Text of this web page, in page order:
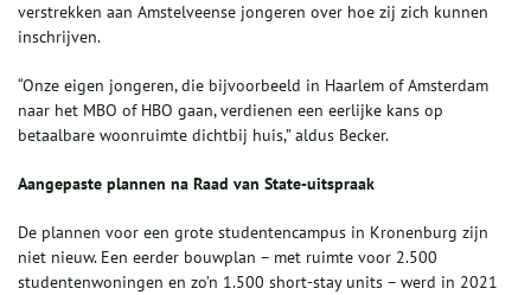
verstrekken aan Amstelveense jongeren over hoe zij zich kunnen
inschrijven.
“Onze eigen jongeren, die bijvoorbeeld in Haarlem of Amsterdam
naar het MBO of HBO gaan, verdienen een eerlijke kans op
betaalbare woonruimte dichtbij huis,” aldus Becker.
Aangepaste plannen na Raad van State-uitspraak
De plannen voor een grote studentencampus in Kronenburg zijn
niet nieuw. Een eerder bouwplan – met ruimte voor 2.500
studentenwoningen en zo’n 1.500 short-stay units – werd in 2021